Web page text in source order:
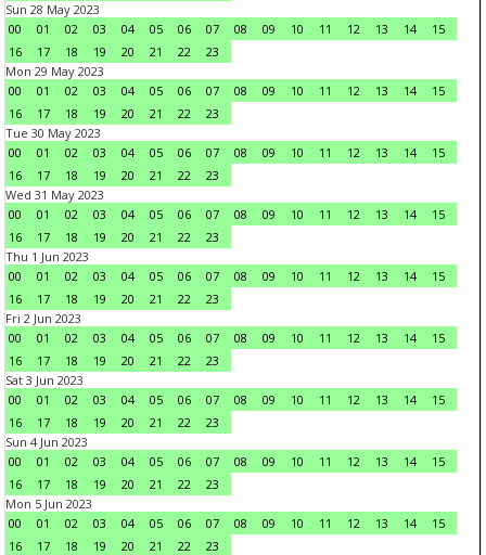
Sun 28 May 2023
00
01 02 03 04 05 06 07 08 09 10 11 12 13 14
15
16
17 18 19 20 21 22
23
Mon 29 May 2023
00
01 02 03 04 05 06 07 08 09 10 11 12 13 14
15
16
17 18 19 20 21 22
23
Tue 30 May 2023
00
01 02 03 04 05 06 07 08 09 10 11 12 13 14
15
16
17 18 19 20 21 22
23
Wed 31 May 2023
00
01 02 03 04 05 06 07 08 09 10 11 12 13 14
15
16
17 18 19 20 21 22
23
Thu 1 Jun 2023
00
01 02 03 04 05 06 07 08 09 10 11 12 13 14
15
16
17 18 19 20 21 22
23
Fri 2 Jun 2023
00
01 02 03 04 05 06 07 08 09 10 11 12 13 14
15
16
17 18 19 20 21 22
23
Sat 3 Jun 2023
00
01 02 03 04 05 06 07 08 09 10 11 12 13 14
15
16
17 18 19 20 21 22
23
Sun 4 Jun 2023
00
01 02 03 04 05 06 07 08 09 10 11 12 13 14
15
16
17 18 19 20 21 22
23
Mon 5 Jun 2023
00
01 02 03 04 05 06 07 08 09 10 11 12 13 14
15
16
17 18 19 20 21 22
23